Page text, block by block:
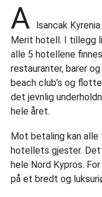
A
lsancak
Merit hotell. I tillegg
alle 5 hotellene
restauranter, barer
beach club’s og
det jevnlig
hele året.
Mot betaling kan alle
hotellets gjester.
hele Nord Kypros.
på et bredt og